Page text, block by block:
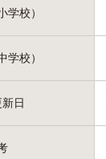
学校）
学校）
日